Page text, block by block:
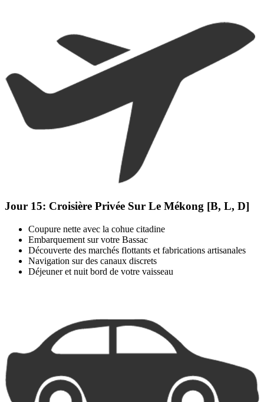
Jour 15: Croisière Privée Sur Le Mékong [B, L, D]
Coupure nette avec la cohue citadine
Embarquement sur votre Bassac
Découverte des marchés flottants et fabrications artisanales
Navigation sur des canaux discrets
Déjeuner et nuit bord de votre vaisseau